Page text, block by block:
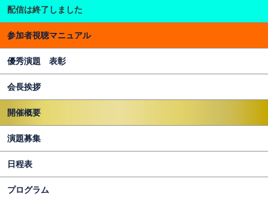
配信は終了しました
参加者視聴マニュアル
優秀演題 表彰
会長挨拶
開催概要
演題募集
日程表
プログラム